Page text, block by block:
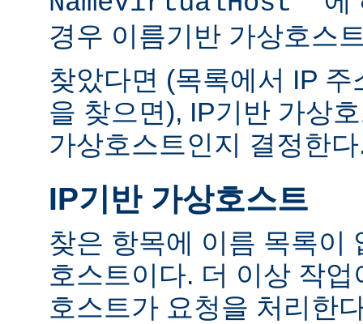
경우 이름기반 가상호스
찾았다면 (목록에서 IP
을 찾으면), IP기반 가상
가상호스트인지 결정한
IP기반 가상호스트
찾은 항목에 이름 목록이
호스트이다. 더 이상 작
호스트가 요청을 처리한